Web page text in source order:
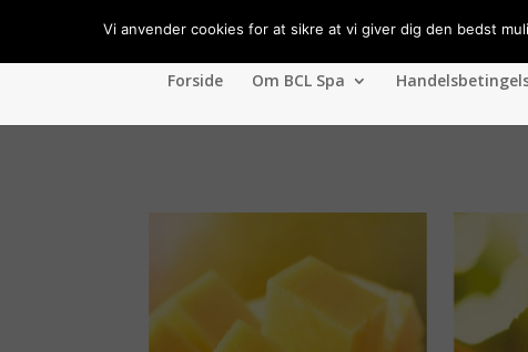
Forside Om BCL Spa
Vi anvender cookies for at sikre at vi giver dig den bedst